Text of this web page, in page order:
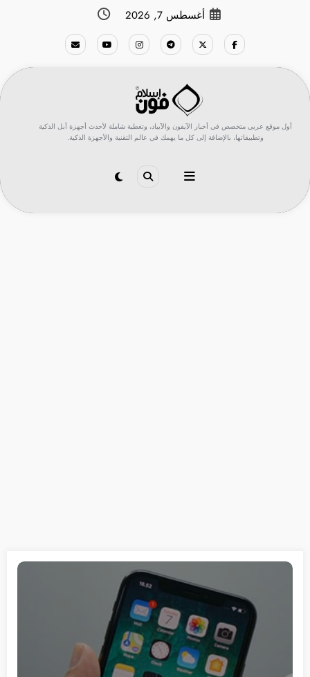
أغسطس 7, 2026
أول موقع عربي متخصص في أخبار الآيفون والآيباد، وتغطية شاملة لأحدث أجهزة أبل الذكية
وتطبيقاتها، بالإضافة إلى كل ما يهمك في عالم التقنية والأجهزة الذكية.